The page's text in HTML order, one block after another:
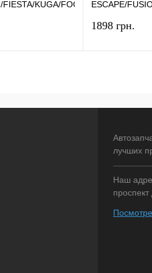
FIESTA/KUGA/FOCUS/MONDEO
Сравнение
ESCAPE/
1898 грн.
Купить в 1
лучших
Наш
проспект